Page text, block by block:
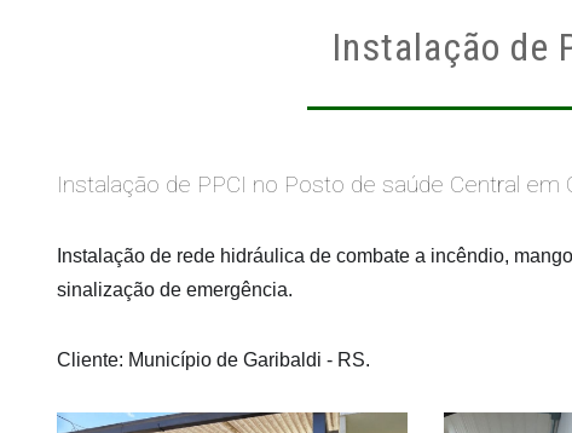
Instalação de
Instalação de PPCI no Posto de saúde Central em
Instalação de rede hidráulica de combate a incêndio,
sinalização de emergência.
Cliente: Município de Garibaldi - RS.